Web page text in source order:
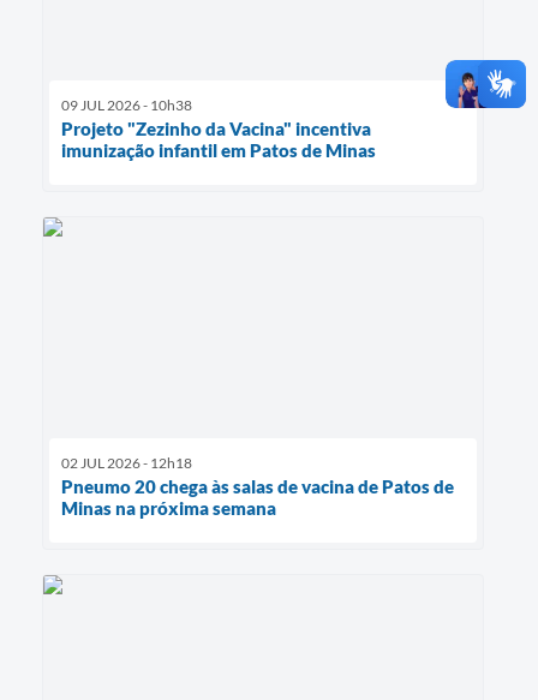
09 JUL 2026 - 10h38
Projeto "Zezinho da Vacina" incentiva
imunização infantil em Patos de Minas
02 JUL 2026 - 12h18
Pneumo 20 chega às salas de vacina de Patos de
Minas na próxima semana